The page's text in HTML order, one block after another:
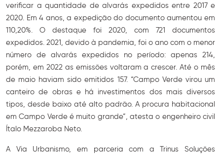
verificar a quantidade de alvarás expedidos entre 2017 e
2020. Em 4 anos, a expedição do documento aumentou em
110,20%. O destaque foi 2020, com 721 documentos
expedidos. 2021, devido à pandemia, foi o ano com o menor
número de alvarás expedidos no período: apenas 214,
porém, em 2022 as emissões voltaram a crescer. Até o mês
de maio haviam sido emitidos 157. “Campo Verde virou um
canteiro de obras e há investimentos dos mais diversos
tipos, desde baixo até alto padrão. A procura habitacional
em Campo Verde é muito grande”, atesta o engenheiro civil
Ítalo Mezzaroba Neto.
A Via Urbanismo, em parceria com a Trinus Soluções